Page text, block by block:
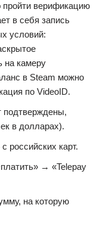
верификацию
в себя запись
условий:
на камеру
в Steam можно
по VideoID.
подтверждены,
в долларах).
российских карт.
→ «Telepay
на которую